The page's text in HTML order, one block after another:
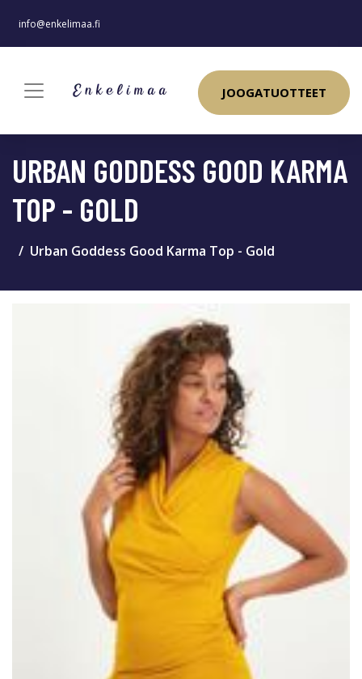
info@enkelimaa.fi
JOOGATUOTTEET
URBAN GODDESS GOOD KARMA
TOP - GOLD
Urban Goddess Good Karma Top - Gold